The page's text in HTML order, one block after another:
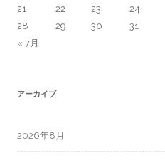
« 7月
21
22 23 24
28
29 30 31
アーカイブ
2026年8月